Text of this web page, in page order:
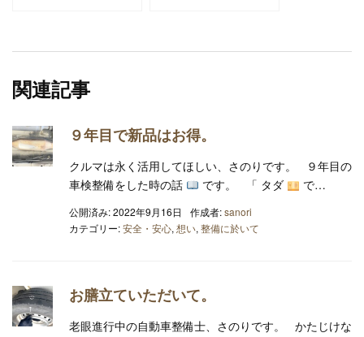
関連記事
９年目で新品はお得。
クルマは永く活用してほしい、さのりです。 ９年目の
車検整備をした時の話
です。 「 タダ で…
公開済み: 2022年9月16日 作成者:sanori
カテゴリー:安全・安心, 想い, 整備に於いて
お膳立ていただいて。
老眼進行中の自動車整備士、さのりです。 かたじけな